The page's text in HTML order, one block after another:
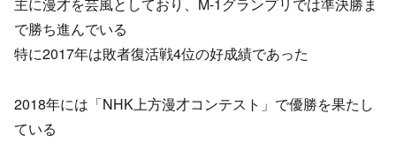
で勝ち進んでいる
特に2017年は敗者復活戦4位の好成績であった
2018年には「NHK上方漫才コンテスト」で優勝を果たし
ている